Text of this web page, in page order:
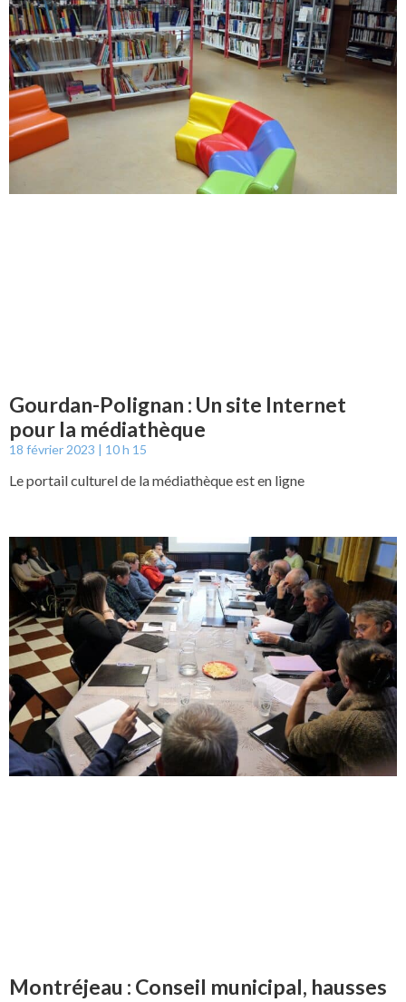
Gourdan-Polignan : Un site Internet
pour la médiathèque
18 février 2023 10 h 15
Le portail culturel de la médiathèque est en ligne
Montréjeau : Conseil municipal, hausses